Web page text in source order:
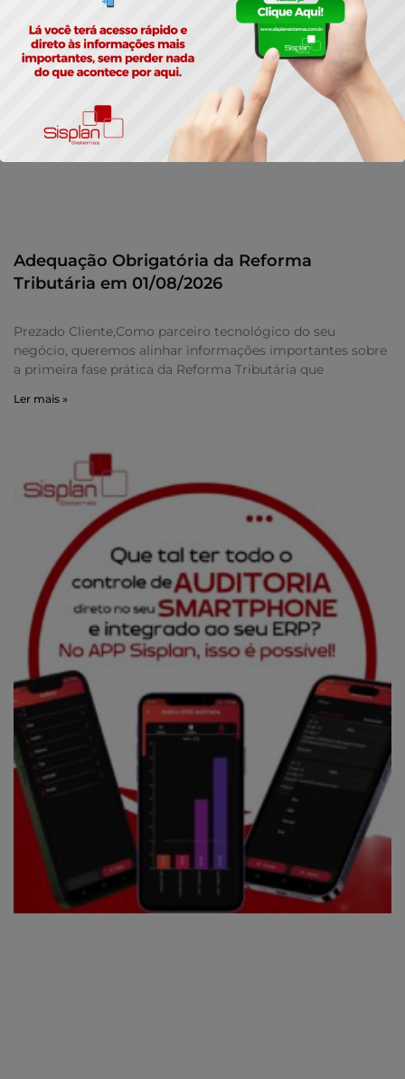
Adequação Obrigatória da Reforma
Tributária em 01/08/2026
Prezado Cliente,Como parceiro tecnológico do seu
negócio, queremos alinhar informações importantes sobre
a primeira fase prática da Reforma Tributária que
Ler mais »